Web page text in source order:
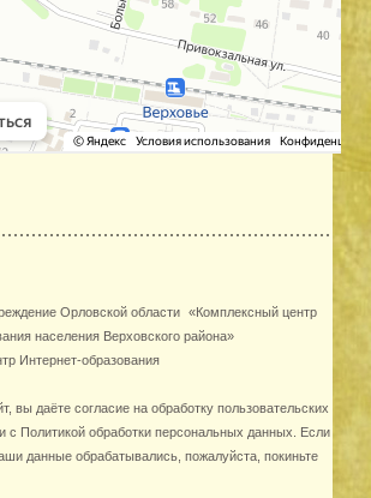
Орловской области «Комплексный центр
населения Верховского района»
Интернет-образования
вы даёте согласие на обработку пользовательских
с Политикой обработки персональных данных . Если
данные обрабатывались, пожалуйста, покиньте